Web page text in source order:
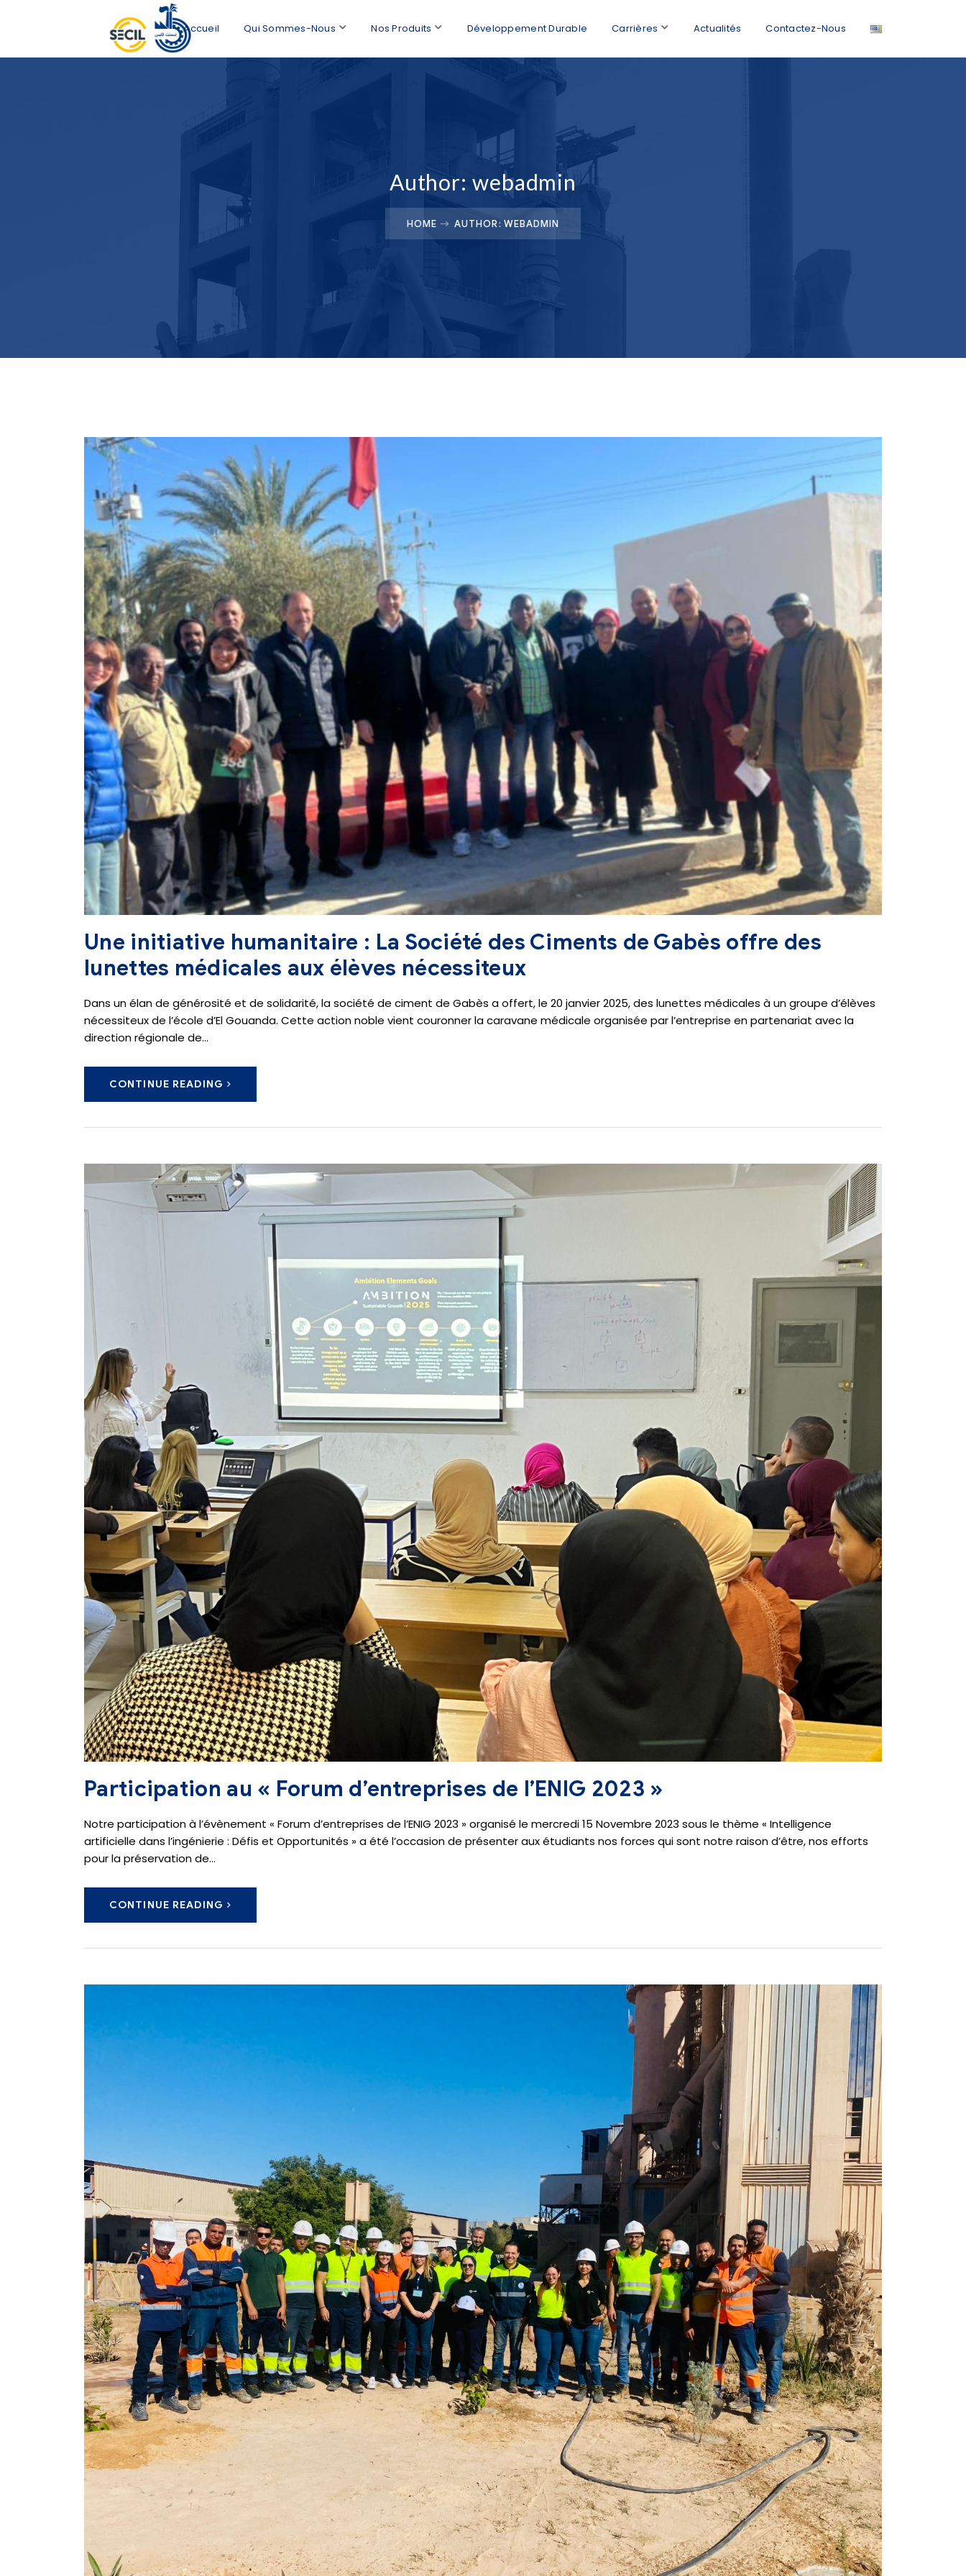
Accueil Qui Sommes-Nous Nos Produits Développement Durable Carrières Actualités Contactez-Nous
Author: webadmin
HOME AUTHOR: WEBADMIN
Une initiative humanitaire : La Société des Ciments de Gabès offre des
lunettes médicales aux élèves nécessiteux
Dans un élan de générosité et de solidarité, la société de ciment de Gabès a offert, le 20 janvier 2025, des lunettes médicales à un groupe d’élèves
nécessiteux de l’école d’El Gouanda. Cette action noble vient couronner la caravane médicale organisée par l’entreprise en partenariat avec la
direction régionale de…
CONTINUE READING
Participation au « Forum d’entreprises de l’ENIG 2023 »
Notre participation à l’évènement « Forum d’entreprises de l’ENIG 2023 » organisé le mercredi 15 Novembre 2023 sous le thème « Intelligence
artificielle dans l’ingénierie : Défis et Opportunités » a été l’occasion de présenter aux étudiants nos forces qui sont notre raison d’être, nos efforts
pour la préservation de…
CONTINUE READING